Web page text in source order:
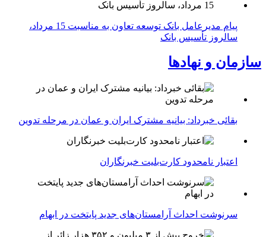
پیام مدیرعامل بانک توسعه تعاون به مناسبت 15 مرداد،
سالروز تأسیس بانک
سازمان و نهادها
بقائی خبرداد: بیانیه مشترک ایران و عمان در مرحله تدوین
اعتبار نامحدود کارت‌بلیت خبرنگاران
سرنوشت احداث آرامستان‌های جدید پایتخت در ابهام